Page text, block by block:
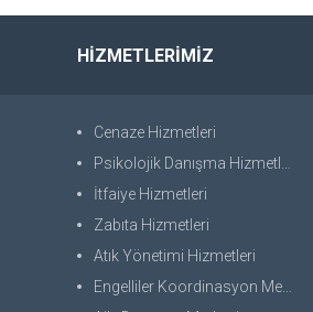
HİZMETLERİMİZ
Cenaze Hizmetleri
Psikolojik Danışma Hizmetleri
İtfaiye Hizmetleri
Zabıta Hizmetleri
Atık Yönetimi Hizmetleri
Engelliler Koordinasyon Merkezi